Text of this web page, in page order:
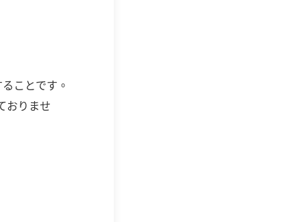
ことです。
おりませ